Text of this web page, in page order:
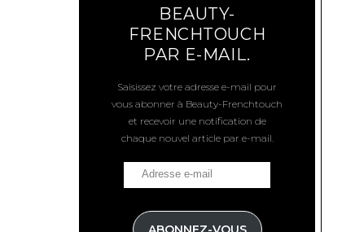
BEAUTY-
FRENCHTOUCH
PAR E-MAIL.
Saisissez votre adresse e-mail pour
vous abonner à Beauty-Frenchtouch
et recevoir une notification de
chaque nouvel article par e-mail.